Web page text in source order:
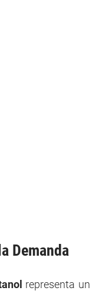
Demanda
representa un